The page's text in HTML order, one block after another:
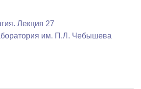
Лекция 27
им. П.Л. Чебышева